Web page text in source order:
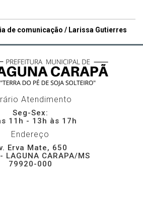
de comunicação / Larissa Gutierres
Atendimento
Seg-Sex:
11h - 13h às 17h
Endereço
Erva Mate, 650
LAGUNA CARAPA/MS
79920-000